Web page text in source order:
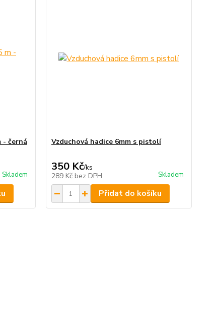
- černá
Skladem
Vzduchová hadice 6mm s pistolí
350 Kč/ks
289 Kč bez DPH Skladem
Přidat do košíku